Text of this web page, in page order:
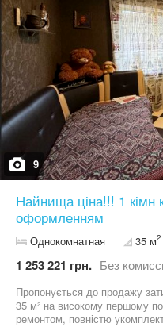
9
Найнища ціна!!! 1 кімн
оформленням
Однокомнатная 35 м2
1 253 221 грн. Без
Пропонується до продажу
35 м² на високому першому
ремонтом, повністю